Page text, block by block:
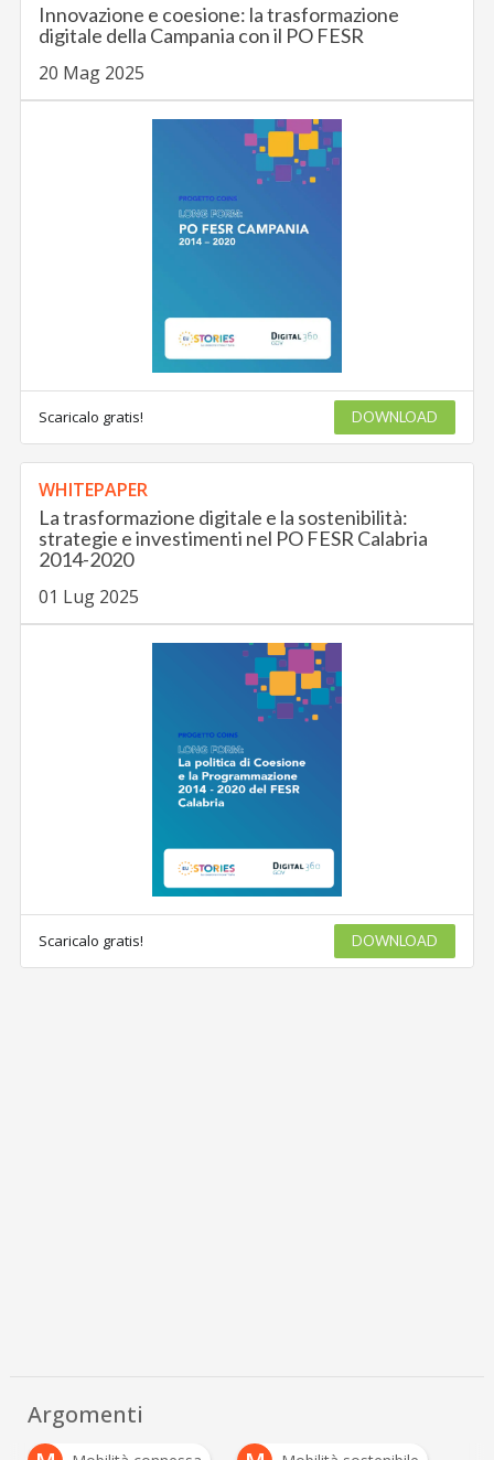
Innovazione e coesione: la trasformazione
digitale della Campania con il PO FESR
20 Mag 2025
Scaricalo gratis! DOWNLOAD
WHITEPAPER
La trasformazione digitale e la sostenibilità:
strategie e investimenti nel PO FESR Calabria
2014-2020
01 Lug 2025
Scaricalo gratis! DOWNLOAD
Argomenti